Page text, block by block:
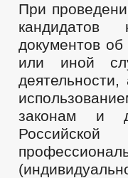
При
документов
или иной
законам и